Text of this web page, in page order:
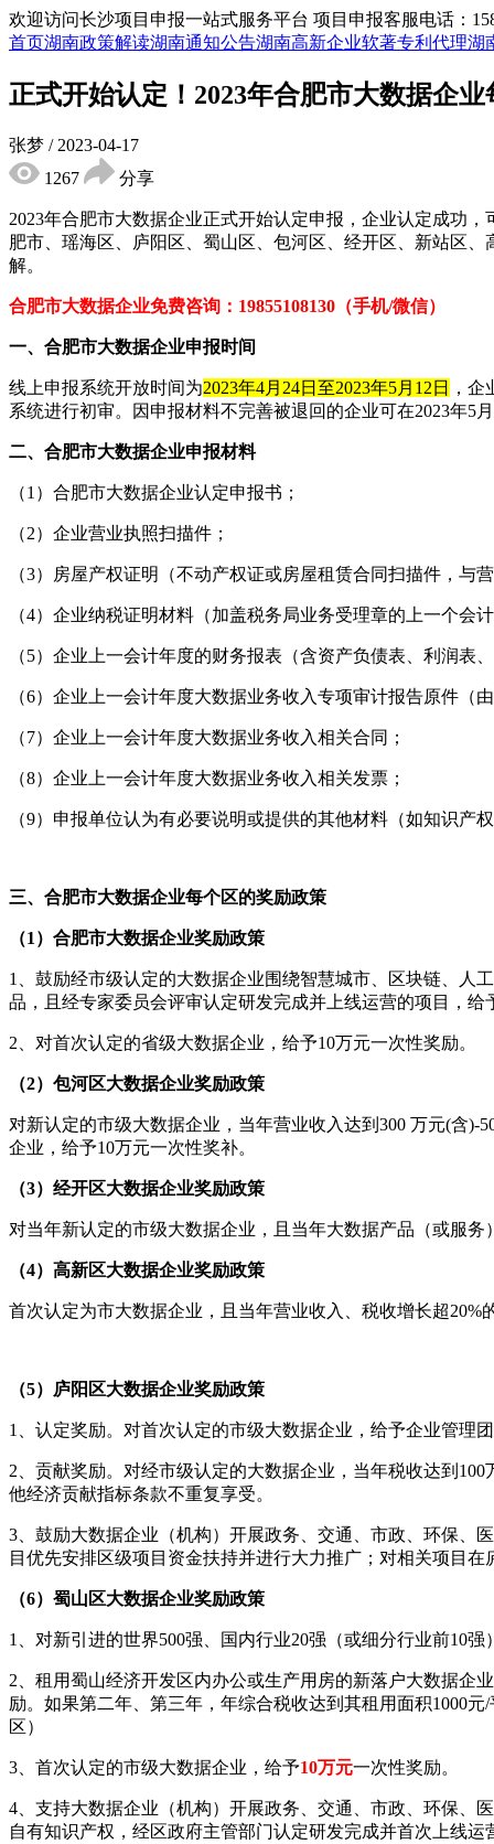
欢迎访问长沙项目申报一站式服务平台 项目申报客服电话：
首页湖南政策解读湖南通知公告湖南高新企业软著专利代理湖
正式开始认定！2023年合肥市大数据企
张梦 / 2023-04-17
1267
分享
2023年合肥市大数据企业正式开始认定申报，企业认定成功
肥市、瑶海区、庐阳区、蜀山区、包河区、经开区、新站区
解。
合肥市大数据企业免费咨询：19855108130（手机/微信）
一、 合肥市大数据企业申报 时间
线上申报系统开放时间为2023年4月24日至2023年5月12日
，
系统进行初审。因申报材料不完善被退回的企业可在2023年5
二、 合肥市大数据企业申报材料
（1）合肥市大数据企业认定申报书；
（2）企业营业执照扫描件；
（3）房屋产权证明（不动产权证或房屋租赁合同扫描件，与
（4）企业纳税证明材料（加盖税务局业务受理章的上一个
（5）企业上一会计年度的财务报表（含资产负债表、利润表
（6）企业上一会计年度大数据业务收入专项审计报告原件
（7）企业上一会计年度大数据业务收入相关合同；
（8）企业上一会计年度大数据业务收入相关发票；
（9）申报单位认为有必要说明或提供的其他材料（如知识产
三、合肥市大数据企业每个区的奖励政策
（1）合肥市大数据企业奖励政策
1、鼓励经市级认定的大数据企业围绕智慧城市、区块链、人
品，且经专家委员会评审认定研发完成并上线运营的项目，给
2、对首次认定的省级大数据企业，给予10万元一次性奖励。
（2）包河区大数据企业奖励政策
对新认定的市级大数据企业，当年营业收入达到300 万元(含
企业，给予10万元一次性奖补。
（3）经开区大数据企业奖励政策
对当年新认定的市级大数据企业，且当年大数据产品（或服
（4）高新区大数据企业奖励政策
首次认定为市大数据企业，且当年营业收入、税收增长超20%
（5）庐阳区大数据企业奖励政策
1、认定奖励。对首次认定的市级大数据企业，给予企业管理
2、贡献奖励。对经市级认定的大数据企业，当年税收达到
他经济贡献指标条款不重复享受。
3、鼓励大数据企业（机构）开展政务、交通、市政、环保、
目优先安排区级项目资金扶持并进行大力推广；对相关项目
（6）蜀山区大数据企业奖励政策
1、对新引进的世界500强、国内行业20强（或细分行业前10
2、租用蜀山经济开发区内办公或生产用房的新落户大数据企
励。如果第二年、第三年，年综合税收达到其租用面积1000
区）
3、首次认定的市级大数据企业，给予10万元一次性奖励。
4、支持大数据企业（机构）开展政务、交通、市政、环保、
自有知识产权，经区政府主管部门认定研发完成并首次上线